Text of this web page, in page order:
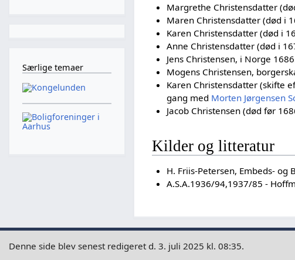
Margrethe Christensdatter
Maren Christensdatter (død i
Karen Christensdatter (død i
Anne Christensdatter (død i
Jens Christensen, i Norge
Mogens Christensen,
Karen Christensdatter (skifte
gang med Morten Jørgensen
Jacob Christensen (død før
Kilder og litteratur
H. Friis-Petersen, Embeds-
A.S.A.1936/94,1937/85 -
Særlige temaer
Denne side blev senest redigeret d. 3. juli 2025 kl. 08:35.